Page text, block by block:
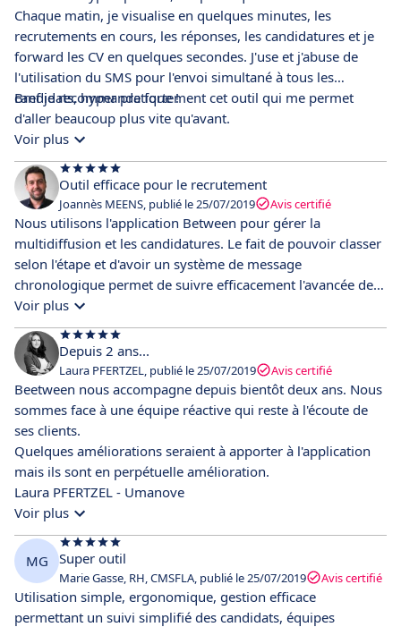
Chaque matin, je visualise en quelques minutes, les
recrutements en cours, les réponses, les candidatures et je
forward les CV en quelques secondes. J'use et j'abuse de
l'utilisation du SMS pour l'envoi simultané à tous les
candidats, hyper pratique !
Bref je recommande fortement cet outil qui me permet
d'aller beaucoup plus vite qu'avant.
Voir plus
Outil efficace pour le recrutement
Joannès MEENS, publié le 25/07/2019 Avis certifié
Nous utilisons l'application Between pour gérer la
multidiffusion et les candidatures. Le fait de pouvoir classer
selon l'étape et d'avoir un système de message
chronologique permet de suivre efficacement l'avancée des
candidatures.
Voir plus
Depuis 2 ans...
Laura PFERTZEL, publié le 25/07/2019 Avis certifié
Beetween nous accompagne depuis bientôt deux ans. Nous
sommes face à une équipe réactive qui reste à l'écoute de
ses clients.
Quelques améliorations seraient à apporter à l'application
mais ils sont en perpétuelle amélioration.
Laura PFERTZEL - Umanove
Voir plus
MG Super outil
Marie Gasse, RH, CMSFLA, publié le 25/07/2019 Avis certifié
Utilisation simple, ergonomique, gestion efficace
permettant un suivi simplifié des candidats, équipes